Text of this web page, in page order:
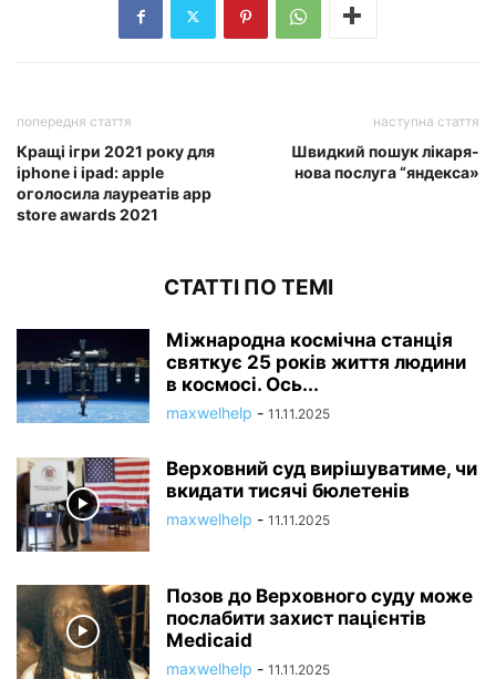
попередня стаття
Кращі ігри 2021 року для
iphone і ipad: apple
оголосила лауреатів app
store awards 2021
наступна стаття
Швидкий пошук лікаря-
нова послуга “яндекса»
СТАТТІ ПО ТЕМІ
Міжнародна космічна станція
святкує 25 років життя людини
в космосі. Ось...
maxwelhelp - 11.11.2025
Верховний суд вирішуватиме, чи
вкидати тисячі бюлетенів
maxwelhelp - 11.11.2025
Позов до Верховного суду може
послабити захист пацієнтів
Medicaid
maxwelhelp - 11.11.2025